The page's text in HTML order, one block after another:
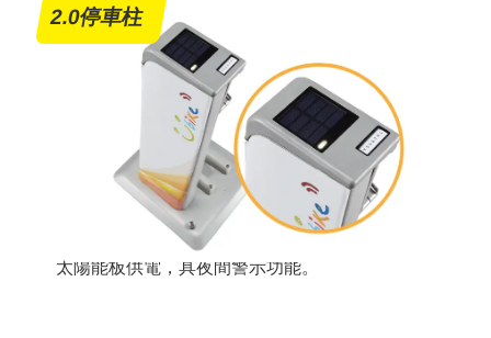
2.0停車柱
太陽能板供電，具夜間警示功能。